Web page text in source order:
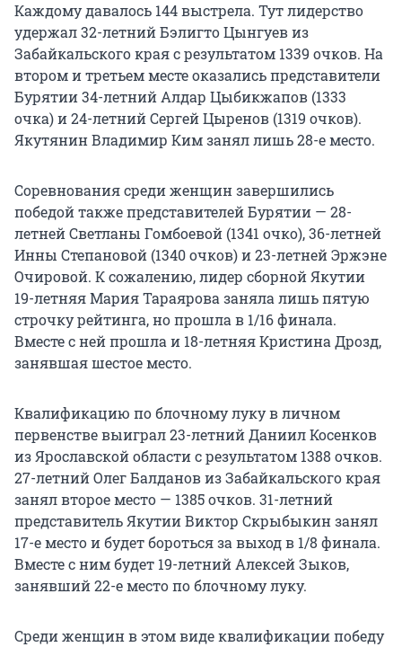
Каждому давалось 144 выстрела. Тут лидерство
удержал 32-летний Бэлигто Цынгуев из
Забайкальского края с результатом 1339 очков. На
втором и третьем месте оказались представители
Бурятии 34-летний Алдар Цыбикжапов (1333
очка) и 24-летний Сергей Цыренов (1319 очков).
Якутянин Владимир Ким занял лишь 28-е место.
Соревнования среди женщин завершились
победой также представителей Бурятии — 28-
летней Светланы Гомбоевой (1341 очко), 36-летней
Инны Степановой (1340 очков) и 23-летней Эржэне
Очировой. К сожалению, лидер сборной Якутии
19-летняя Мария Тараярова заняла лишь пятую
строчку рейтинга, но прошла в 1/16 финала.
Вместе с ней прошла и 18-летняя Кристина Дрозд,
занявшая шестое место.
Квалификацию по блочному луку в личном
первенстве выиграл 23-летний Даниил Косенков
из Ярославской области с результатом 1388 очков.
27-летний Олег Балданов из Забайкальского края
занял второе место — 1385 очков. 31-летний
представитель Якутии Виктор Скрыбыкин занял
17-е место и будет бороться за выход в 1/8 финала.
Вместе с ним будет 19-летний Алексей Зыков,
занявший 22-е место по блочному луку.
Среди женщин в этом виде квалификации победу